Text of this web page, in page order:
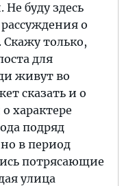
Не буду здесь
о
Скажу только,
для
живут во
сказать и о
характере
подряд
в период
потрясающие
улица